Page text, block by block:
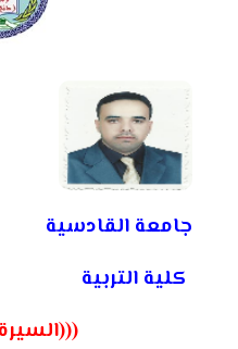
جامعة القادسية
كلية التربية